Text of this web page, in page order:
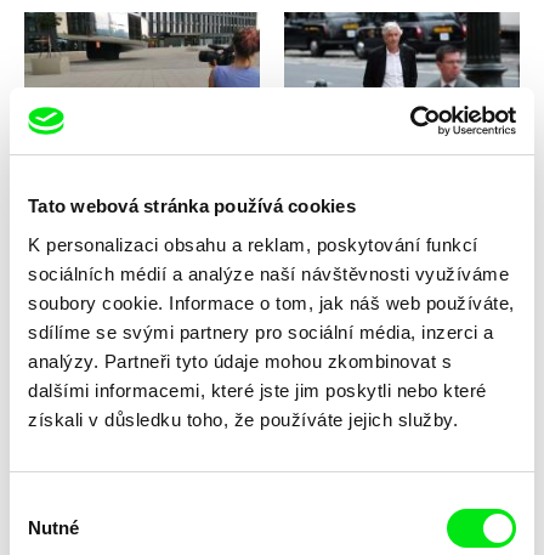
Tato webová stránka používá cookies
K personalizaci obsahu a reklam, poskytování funkcí
sociálních médií a analýze naší návštěvnosti využíváme
soubory cookie. Informace o tom, jak náš web používáte,
sdílíme se svými partnery pro sociální média, inzerci a
analýzy. Partneři tyto údaje mohou zkombinovat s
dalšími informacemi, které jste jim poskytli nebo které
získali v důsledku toho, že používáte jejich služby.
souhlasu
Nutné
Goran Stanković
Old Mountain
Viera Čákanyová
Olda